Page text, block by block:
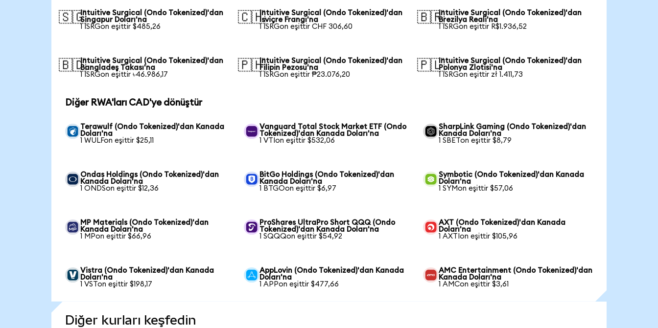
🇸🇬Intuitive Surgical (Ondo Tokenized)'dan
Singapur Doları'na
1 ISRGon eşittir $485,26
🇨🇭Intuitive Surgical (Ondo Tokenized)'dan
İsviçre Frangı'na
1 ISRGon eşittir CHF 306,60
🇧🇷Intuitive Surgical (Ondo Tokenized)'dan
Brezilya Reali'na
1 ISRGon eşittir R$1.936,52
🇧🇩Intuitive Surgical (Ondo Tokenized)'dan
Bangladeş Takası'na
1 ISRGon eşittir ৳46.986,17
🇵🇭Intuitive Surgical (Ondo Tokenized)'dan
Filipin Pezosu'na
1 ISRGon eşittir ₱23.076,20
🇵🇱Intuitive Surgical (Ondo Tokenized)'dan
Polonya Zlotisi'na
1 ISRGon eşittir zł 1.411,73
Diğer RWA'ları CAD'ye dönüştür
Terawulf (Ondo Tokenized)'dan Kanada
Doları'na
1 WULFon eşittir $25,11
Vanguard Total Stock Market ETF (Ondo
Tokenized)'dan Kanada Doları'na
1 VTIon eşittir $532,06
SharpLink Gaming (Ondo Tokenized)'dan
Kanada Doları'na
1 SBETon eşittir $8,79
Ondas Holdings (Ondo Tokenized)'dan
Kanada Doları'na
1 ONDSon eşittir $12,36
BitGo Holdings (Ondo Tokenized)'dan
Kanada Doları'na
1 BTGOon eşittir $6,97
Symbotic (Ondo Tokenized)'dan Kanada
Doları'na
1 SYMon eşittir $57,06
MP Materials (Ondo Tokenized)'dan
Kanada Doları'na
1 MPon eşittir $66,96
ProShares UltraPro Short QQQ (Ondo
Tokenized)'dan Kanada Doları'na
1 SQQQon eşittir $54,92
AXT (Ondo Tokenized)'dan Kanada
Doları'na
1 AXTIon eşittir $105,96
Vistra (Ondo Tokenized)'dan Kanada
Doları'na
1 VSTon eşittir $198,17
AppLovin (Ondo Tokenized)'dan Kanada
Doları'na
1 APPon eşittir $477,66
AMC Entertainment (Ondo Tokenized)'dan
Kanada Doları'na
1 AMCon eşittir $3,61
Diğer kurları keşfedin